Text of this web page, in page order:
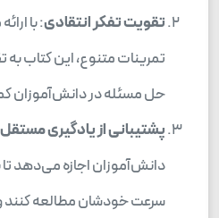
تقویت تفکر انتقادی: با
تمرینات متنوع، این کتاب به
حل مسئله در دانش‌آموزان
پشتیبانی از یادگیری مستقل
دانش‌آموزان اجازه می‌دهد
سرعت خودشان مطالعه کنند